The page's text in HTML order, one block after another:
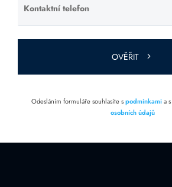
Kontaktní telefon
Ponechte
toto pole
prázdné.
OVĚŘIT
Odesláním formuláře souhlasíte spodmínkamia s
osobních údajů